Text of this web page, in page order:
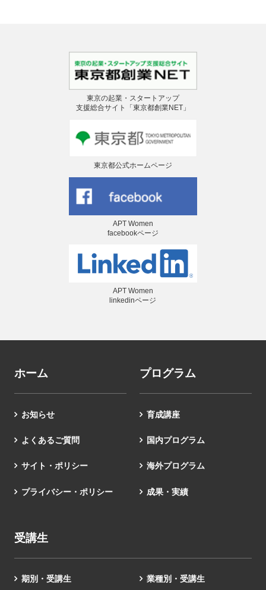
東京の起業・スタートアップ
支援総合サイト「東京都創業NET」
東京都公式ホームページ
APT Women
facebookページ
APT Women
linkedinページ
ホーム
お知らせ
よくあるご質問
サイト・ポリシー
プライバシー・ポリシー
プログラム
育成講座
国内プログラム
海外プログラム
成果・実績
受講生
期別・受講生 業種別・受講生